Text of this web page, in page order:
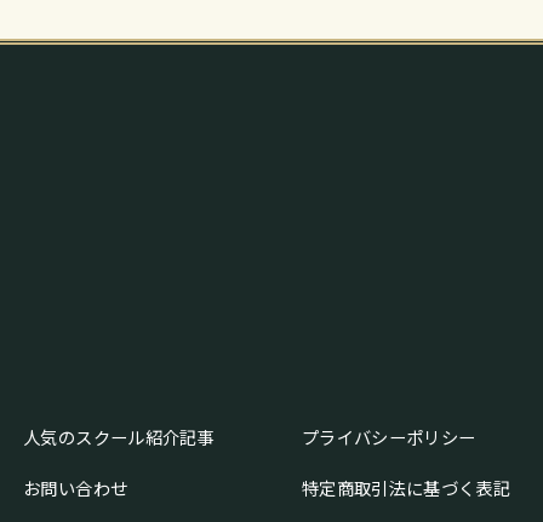
人気のスクール紹介記事
お問い合わせ
プライバシーポリシー
特定商取引法に基づく表記